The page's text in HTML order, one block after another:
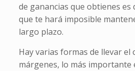
de ganancias que obtienes es
que te hará imposible
largo plazo.
Hay varias formas de llevar el
márgenes, lo más importante